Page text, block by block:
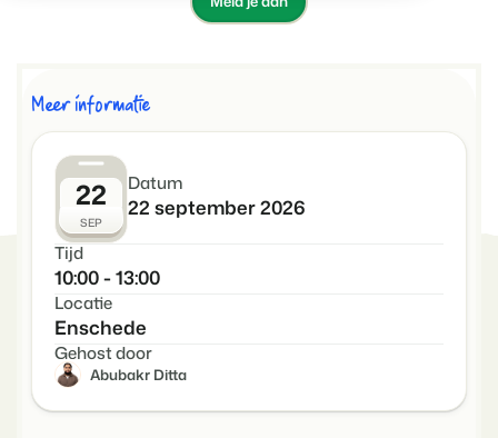
Business Intelligence
Maak betere keuzes op basis van data.
Eigenaren Management
Bied transparantie aan eigenaren.
Website Integratie
Heb je al een website? Integratie is mogelijk.
Overstappen naar BEX
Klaar om te groeien?
Campings
Kampeerplaatsen, glamping tenten en caravans.
Concerns & Groepen
Ketens en individuele merken.
Verhuurorganisaties
Exclusieve verhuur en resellers.
Projectontwikkelaars
Vastgoed en nieuwbouwprojecten.
Kleinschalige recreatiebedrijven
BEX Educate | NextGen
Blog
Ervaringen
Ervaringen van onze gebruikers.
Kom in contact
Customer Success
Krijg antwoord op jouw vragen.
Developers
Voor campings
Overstappen naar BEX
Login
Prijzen
Meer informatie
22
SEP
Datum
22 september 2026
Tijd
10:00 - 13:00
Locatie
Enschede
Gehost door
Abubakr Ditta